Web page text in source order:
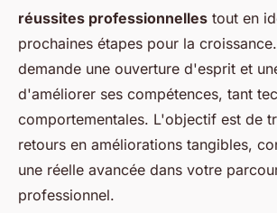
réussites professionnelles tout en
prochaines étapes pour la
demande une ouverture d'esprit et
d'améliorer ses compétences, tant
comportementales. L'objectif est de
retours en améliorations tangibles,
une réelle avancée dans votre
professionnel.